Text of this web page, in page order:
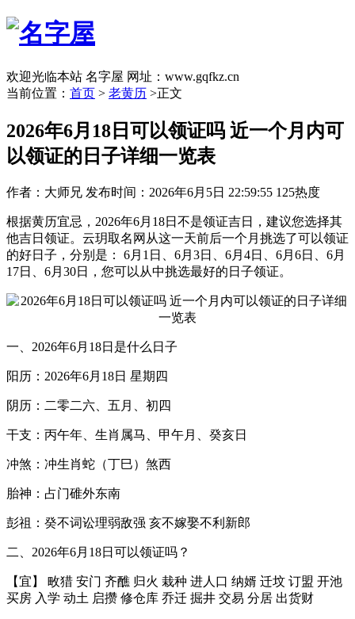
欢迎光临本站 名字屋 网址：www.gqfkz.cn
当前位置： 首页 > 老黄历 >正文
2026年6月18日可以领证吗 近一个月内可
以领证的日子详细一览表
作者：大师兄 发布时间：2026年6月5日 22:59:55 125热度
根据黄历宜忌，2026年6月18日不是领证吉日，建议您选择其
他吉日领证。云玥取名网从这一天前后一个月挑选了可以领证
的好日子，分别是： 6月1日、6月3日、6月4日、6月6日、6月
17日、6月30日，您可以从中挑选最好的日子领证。
一、2026年6月18日是什么日子
阳历：2026年6月18日 星期四
阴历：二零二六、五月、初四
干支：丙午年、生肖属马、甲午月、癸亥日
冲煞：冲生肖蛇（丁巳）煞西
胎神：占门碓外东南
彭祖：癸不词讼理弱敌强 亥不嫁娶不利新郎
二、2026年6月18日可以领证吗？
【宜】 畋猎 安门 齐醮 归火 栽种 进人口 纳婿 迁坟 订盟 开池
买房 入学 动土 启攒 修仓库 乔迁 掘井 交易 分居 出货财